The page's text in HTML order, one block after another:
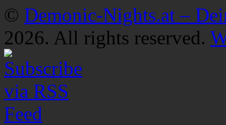
© Demonic-Nights.at –
2026. All rights reserved.